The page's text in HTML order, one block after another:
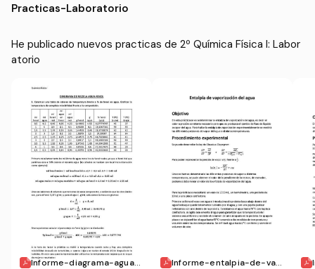
Practicas-Laboratorio
He publicado nuevos practicas de 2º Química Física I: Labor
atorio
Informe-diagrama-agua-f
Informe-entalpia-de-vap